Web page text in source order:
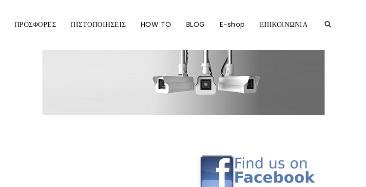
ΠΡΟΣΦΟΡΕΣ ΠΙΣΤΟΠΟΙΗΣΕΙΣ HOW TO BLOG E-shop ΕΠΙΚΟΙΝΩΝΙΑ